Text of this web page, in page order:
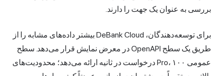
بررسی به عنوان یک جهت را دارند.
برای توسعه‌دهندگان، DeBank Cloud بیشتر داده‌های مشابه را از
طریق یک سطح OpenAPI در معرض نمایش قرار می‌دهد. سطح
عمومی Pro، ۱۰۰ درخواست در ثانیه ارائه می‌دهد؛ محدودیت‌های